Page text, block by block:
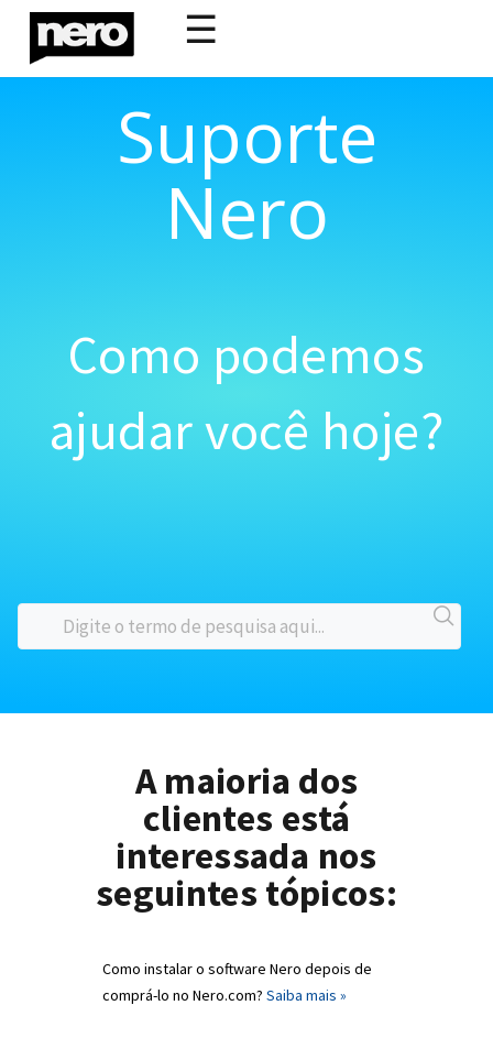
☰
Suporte
Nero
Como podemos
ajudar você hoje?
A maioria dos
clientes está
interessada nos
seguintes tópicos:
Como instalar o software Nero depois de
comprá-lo no Nero.com? Saiba mais »